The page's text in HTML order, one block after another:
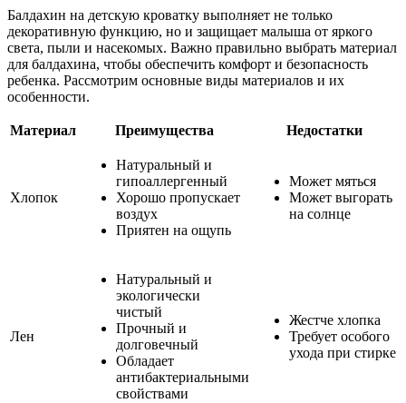
Балдахин на детскую кроватку выполняет не только
декоративную функцию, но и защищает малыша от яркого
света, пыли и насекомых. Важно правильно выбрать материал
для балдахина, чтобы обеспечить комфорт и безопасность
ребенка. Рассмотрим основные виды материалов и их
особенности.
Материал Преимущества Недостатки
Хлопок
Натуральный и
гипоаллергенный
Хорошо пропускает
воздух
Приятен на ощупь
Может мяться
Может выгорать
на солнце
Лен
Натуральный и
экологически
чистый
Прочный и
долговечный
Обладает
антибактериальными
свойствами
Жестче хлопка
Требует особого
ухода при стирке